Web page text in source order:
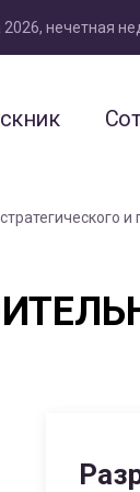
2026, нечетная